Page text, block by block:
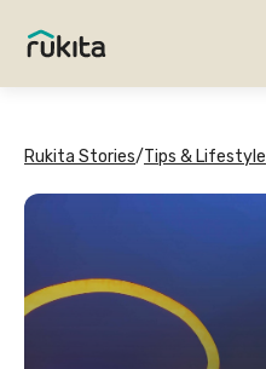
Rukita Stories/Tips & Lifestyle